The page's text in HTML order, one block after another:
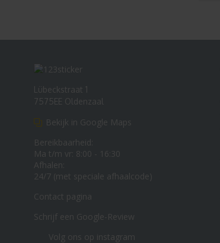
Lübeckstraat 1
7575EE Oldenzaal
Bekijk in Google Maps
Bereikbaarheid:
Ma t/m vr: 8:00 - 16:30
Afhalen:
24/7 (met speciale afhaalcode)
Contact pagina
Schrijf een Google-Review
Volg ons op instagram